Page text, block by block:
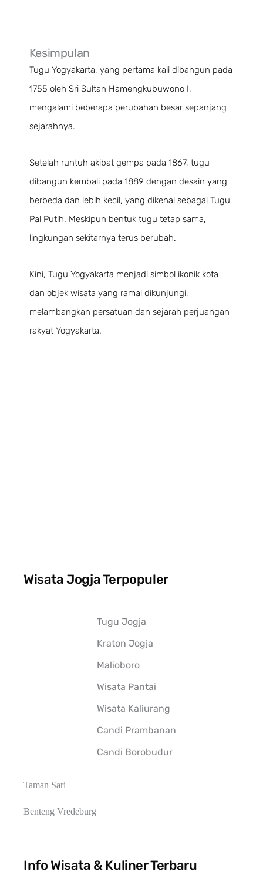
Kesimpulan
Tugu Yogyakarta, yang pertama kali dibangun pada
1755 oleh Sri Sultan Hamengkubuwono I,
mengalami beberapa perubahan besar sepanjang
sejarahnya.
Setelah runtuh akibat gempa pada 1867, tugu
dibangun kembali pada 1889 dengan desain yang
berbeda dan lebih kecil, yang dikenal sebagai Tugu
Pal Putih. Meskipun bentuk tugu tetap sama,
lingkungan sekitarnya terus berubah.
Kini, Tugu Yogyakarta menjadi simbol ikonik kota
dan objek wisata yang ramai dikunjungi,
melambangkan persatuan dan sejarah perjuangan
rakyat Yogyakarta.
Wisata Jogja Terpopuler
Tugu Jogja
Kraton Jogja
Malioboro
Wisata Pantai
Wisata Kaliurang
Candi Prambanan
Candi Borobudur
Taman Sari
Benteng Vredeburg
Info Wisata & Kuliner Terbaru